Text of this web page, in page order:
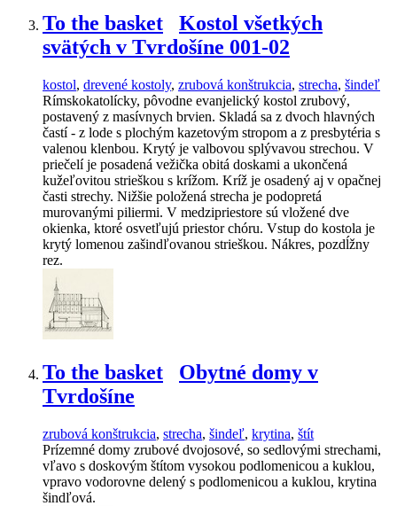
To the basket
Kostol všetkých
svätých v Tvrdošíne 001-02
kostol, drevené kostoly, zrubová konštrukcia, strecha, šindeľ
Rímskokatolícky, pôvodne evanjelický kostol zrubový,
postavený z masívnych brvien. Skladá sa z dvoch hlavných
častí - z lode s plochým kazetovým stropom a z presbytéria s
valenou klenbou. Krytý je valbovou splývavou strechou. V
priečelí je posadená vežička obitá doskami a ukončená
kužeľovitou strieškou s krížom. Kríž je osadený aj v opačnej
časti strechy. Nižšie položená strecha je podopretá
murovanými piliermi. V medzipriestore sú vložené dve
okienka, ktoré osvetľujú priestor chóru. Vstup do kostola je
krytý lomenou zašindľovanou strieškou. Nákres, pozdĺžny
rez.
To the basket
Obytné domy v
Tvrdošíne
zrubová konštrukcia, strecha, šindeľ, krytina, štít
Prízemné domy zrubové dvojosové, so sedlovými strechami,
vľavo s doskovým štítom vysokou podlomenicou a kuklou,
vpravo vodorovne delený s podlomenicou a kuklou, krytina
šindľová.